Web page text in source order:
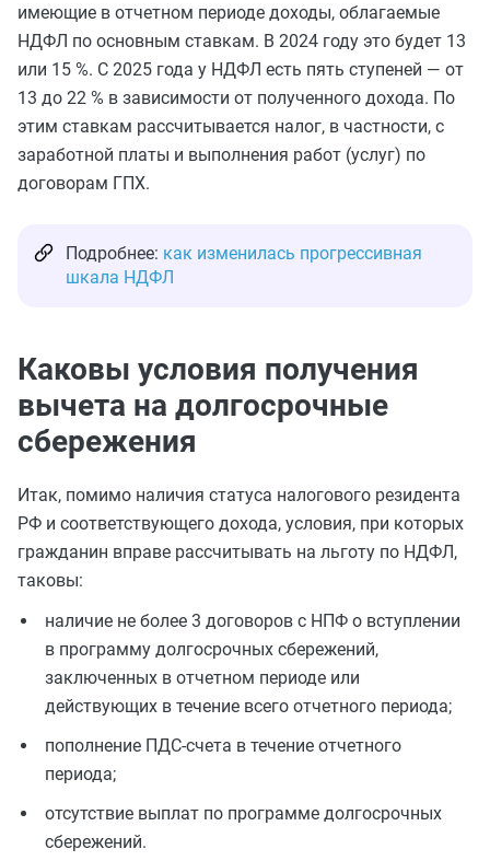
имеющие в отчетном периоде доходы, облагаемые
НДФЛ по основным ставкам. В 2024 году это будет 13
или 15 %. С 2025 года у НДФЛ есть пять ступеней — от
13 до 22 % в зависимости от полученного дохода. По
этим ставкам рассчитывается налог, в частности, с
заработной платы и выполнения работ (услуг) по
договорам ГПХ.
Подробнее: как изменилась прогрессивная
шкала НДФЛ
Каковы условия получения
вычета на долгосрочные
сбережения
Итак, помимо наличия статуса налогового резидента
РФ и соответствующего дохода, условия, при которых
гражданин вправе рассчитывать на льготу по НДФЛ,
таковы:
наличие не более 3 договоров с НПФ о вступлении
в программу долгосрочных сбережений,
заключенных в отчетном периоде или
действующих в течение всего отчетного периода;
пополнение ПДС-счета в течение отчетного
периода;
отсутствие выплат по программе долгосрочных
сбережений.